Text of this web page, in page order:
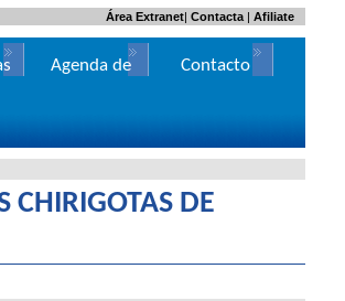
CHIRIGOTAS DE
| Contacta| Afiliate
Área Extranet
Agenda de
Contacto